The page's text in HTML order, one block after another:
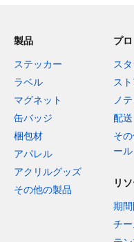
製品
ステッカー
ラベル
マグネット
缶バッジ
梱包材
アパレル
アクリルグッズ
その他の製品
プロ
ス
ス
ノ
配送
そ
ール
リ
期
チ